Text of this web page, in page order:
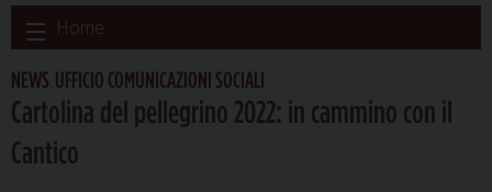
Skip
to
content
Home
NEWS UFFICIO COMUNICAZIONI SOCIALI
Cartolina del pellegrino 2022: in cammino con il
Cantico